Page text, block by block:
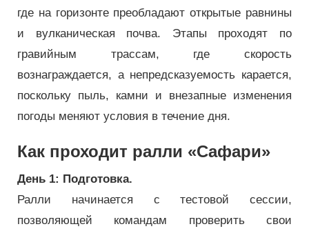
где на горизонте преобладают открытые равнины
и вулканическая почва. Этапы проходят по
гравийным трассам, где скорость
вознаграждается, а непредсказуемость карается,
поскольку пыль, камни и внезапные изменения
погоды меняют условия в течение дня.
Как проходит ралли «Сафари»
День 1: Подготовка.
Ралли начинается с тестовой сессии,
позволяющей командам проверить свои